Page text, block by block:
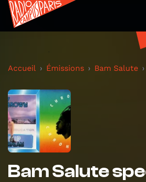
Accueil Émissions Bam Salute
Bam Salute